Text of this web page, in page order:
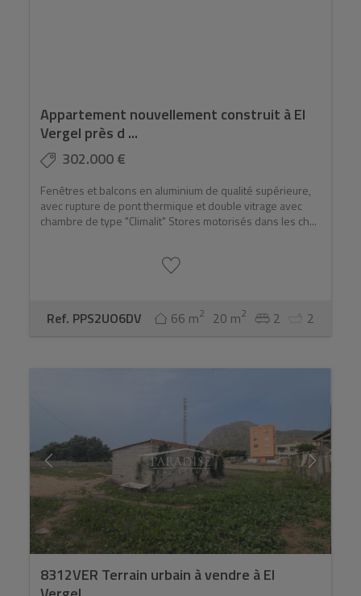
Appartement nouvellement construit à El
Vergel près d ...
302.000 €
Fenêtres et balcons en aluminium de qualité supérieure,
avec rupture de pont thermique et double vitrage avec
chambre de type "Climalit" Stores motorisés dans les ch...
Ref. PPS2UO6DV 66 m2 20 m2 2 2
8312VER Terrain urbain à vendre à El